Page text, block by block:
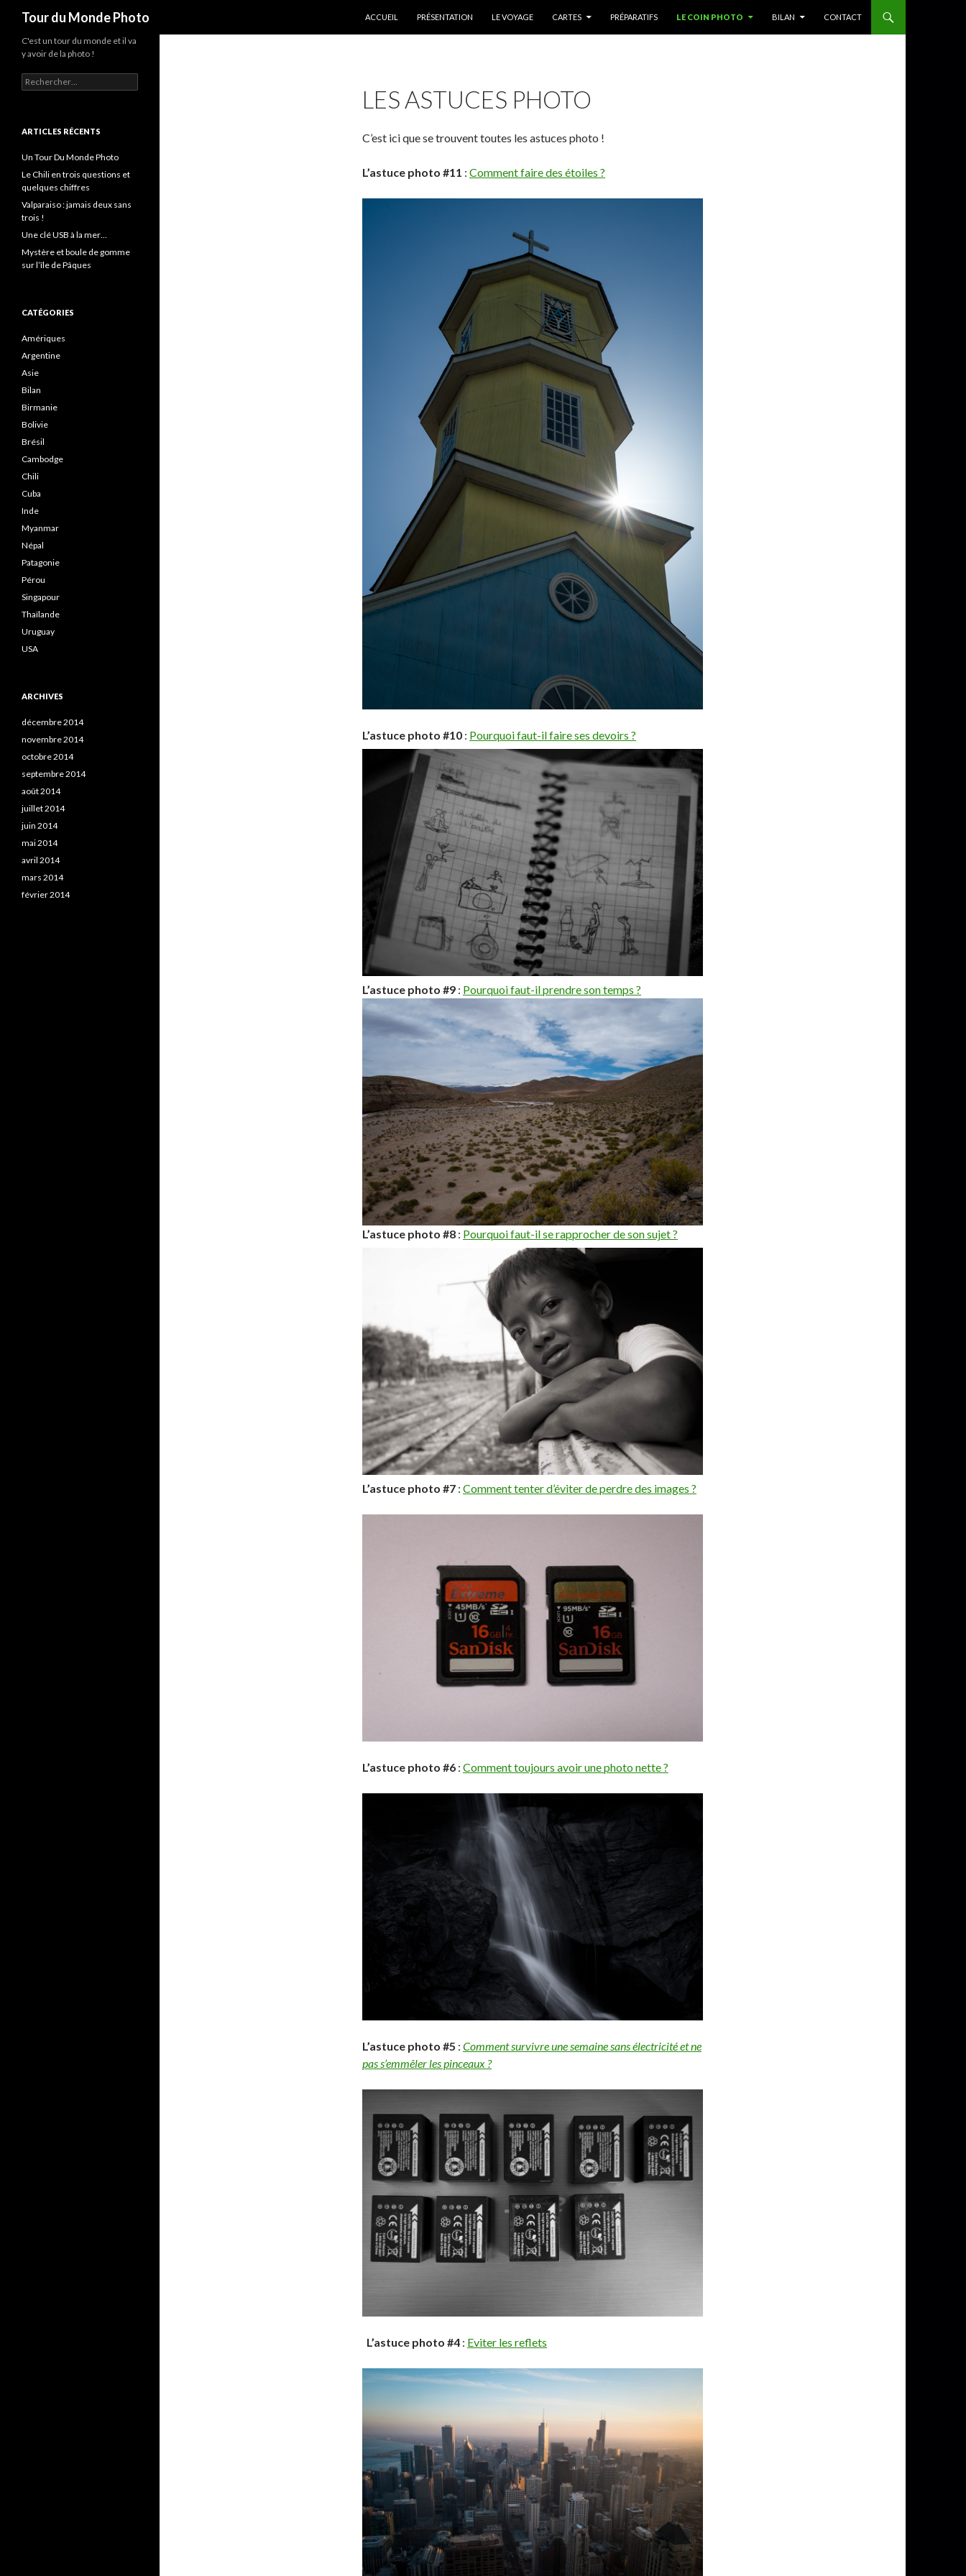
Tour du Monde Photo
ACCUEIL
PRÉSENTATION LE VOYAGE CARTES PRÉPARATIFS LE COIN PHOTO BILAN CONTACT
LES ASTUCES PHOTO
C’est ici que se trouvent toutes les astuces photo !
L’astuce photo #11 : Comment faire des étoiles ?
L’astuce photo #10 : Pourquoi faut-il faire ses devoirs ?
L’astuce photo #9 : Pourquoi faut-il prendre son temps ?
L’astuce photo #8 : Pourquoi faut-il se rapprocher de son sujet ?
L’astuce photo #7 : Comment tenter d’éviter de perdre des images ?
L’astuce photo #6 : Comment toujours avoir une photo nette ?
L’astuce photo #5 : Comment survivre une semaine sans électricité et ne
pas s’emmêler les pinceaux ?
L’astuce photo #4 : Eviter les reflets
C'est un tour du monde et il va
y avoir de la photo !
R
e
e
c
h
:
ARTICLES RÉCENTS
Un Tour Du Monde Photo
Le Chili en trois questions et
quelques chiffres
Valparaiso : jamais deux sans
trois !
Une clé USB à la mer…
Mystère et boule de gomme
sur l’île de Pâques
CATÉGORIES
Amériques
Argentine
Asie
Bilan
Birmanie
Bolivie
Brésil
Cambodge
Chili
Cuba
Inde
Myanmar
Népal
Patagonie
Pérou
Singapour
Thaïlande
Uruguay
USA
ARCHIVES
décembre 2014
novembre 2014
octobre 2014
septembre 2014
août 2014
juillet 2014
juin 2014
mai 2014
avril 2014
mars 2014
février 2014